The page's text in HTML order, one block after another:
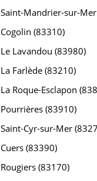
Saint-Mandrier-sur-
Cogolin (83310)
Le Lavandou (83980)
La Farlède (83210)
La Roque-Esclapon
Pourrières (83910)
Saint-Cyr-sur-Mer
Cuers (83390)
Rougiers (83170)